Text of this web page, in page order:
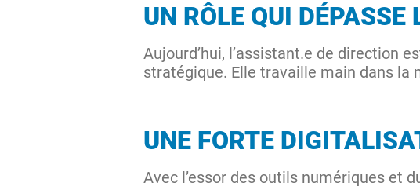
UN RÔLE QUI
Aujourd’hui, l’assistant.e de direction
stratégique. Elle travaille main dans la
UNE FORTE
Avec l’essor des outils numériques et